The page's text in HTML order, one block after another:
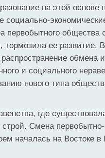
на этой основе
социально-
первобытного общества
тормозила ее развитие.
обмена
и социального
нового типа
где
Смена
началась на Востоке